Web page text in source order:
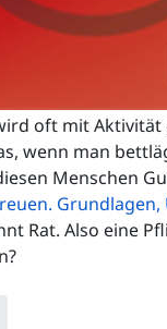
oft mit Aktivität
wenn man
Menschen
Grundlagen,
Rat. Also eine